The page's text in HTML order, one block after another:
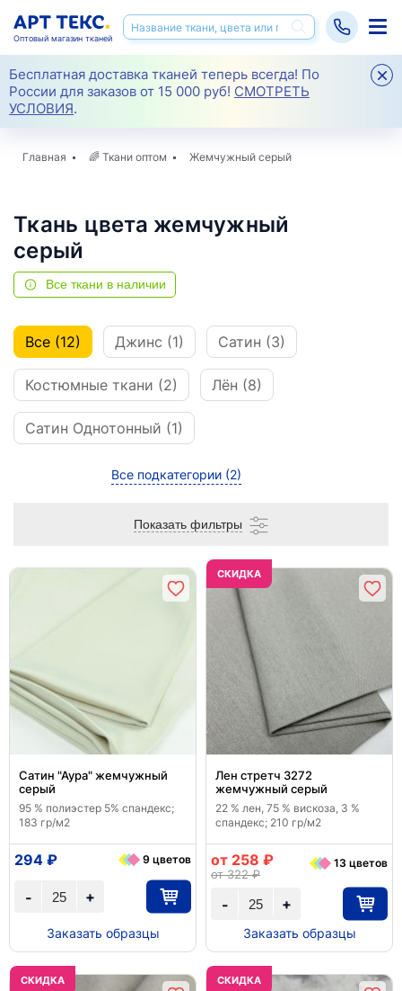
Бесплатная доставка тканей теперь всегда! По
России для заказов от 15 000 руб! СМОТРЕТЬ
УСЛОВИЯ.
Оптовый магазин тканей
Главная 🌈 Ткани оптом Жемчужный серый
Ткань цвета жемчужный
серый
Все ткани в наличии
Все (12) Джинс (1) Сатин (3)
Костюмные ткани (2) Лён (8)
Сатин Однотонный (1)
Все подкатегории (2)
Показать фильтры
Сатин "Аура" жемчужный
серый
95 % полиэстер 5% спандекс;
183 гр/м2
+
-
294 ₽ 9 цветов
Заказать образцы
CКИДКА
Лен стретч 3272
жемчужный серый
22 % лен, 75 % вискоза, 3 %
спандекс; 210 гр/м2
+
-
от 258 ₽
от 322 ₽
13 цветов
Заказать образцы
CКИДКА CКИДКА